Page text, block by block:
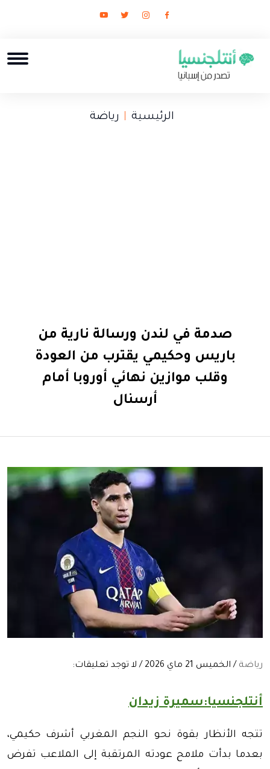
الرئيسية رياضة
صدمة في لندن ورسالة نارية من
باريس وحكيمي يقترب من العودة
وقلب موازين نهائي أوروبا أمام
أرسنال
رياضة / الخميس 21 ماي 2026 / لا توجد تعليقات:
أنتلجنسيا:سميرة زيدان
تتجه الأنظار بقوة نحو النجم المغربي أشرف حكيمي،
بعدما بدأت ملامح عودته المرتقبة إلى الملاعب تفرض